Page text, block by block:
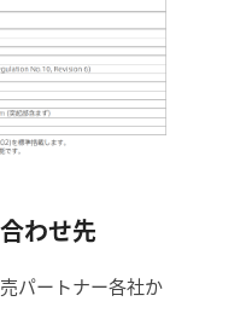
わせ先
パートナー各社か